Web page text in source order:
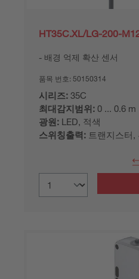
HT35C.XL/LG-200-
배경 억제 확산 센서
품목 번호: 50150314
시리즈: 35C
최대감지범위: 0 ... 0.6 m
광원: LED, 적색
스위칭출력: 트랜지스터,